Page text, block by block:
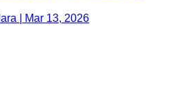
| Mar 13, 2026